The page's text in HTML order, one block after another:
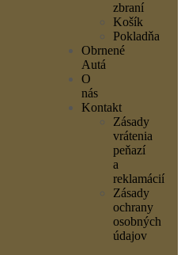
zbraní
Košík
Pokladňa
Obrnené
Autá
O
nás
Kontakt
Zásady
vrátenia
peňazí
a
reklamácií
Zásady
ochrany
osobných
údajov